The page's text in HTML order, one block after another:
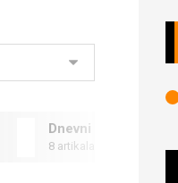
Dnevni boravak
8 artikala